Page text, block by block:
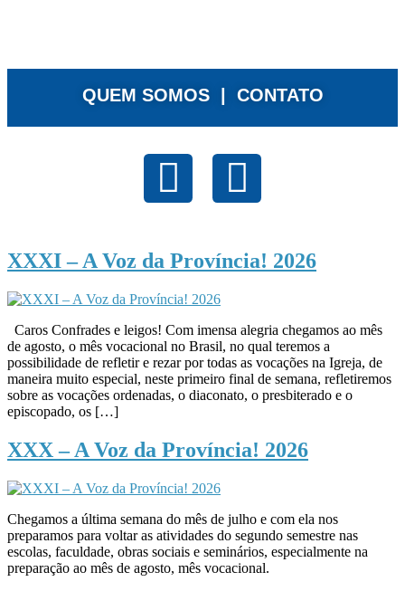
QUEM SOMOS | CONTATO
XXXI – A Voz da Província! 2026
Caros Confrades e leigos! Com imensa alegria chegamos ao mês
de agosto, o mês vocacional no Brasil, no qual teremos a
possibilidade de refletir e rezar por todas as vocações na Igreja, de
maneira muito especial, neste primeiro final de semana, refletiremos
sobre as vocações ordenadas, o diaconato, o presbiterado e o
episcopado, os […]
XXX – A Voz da Província! 2026
Chegamos a última semana do mês de julho e com ela nos
preparamos para voltar as atividades do segundo semestre nas
escolas, faculdade, obras sociais e seminários, especialmente na
preparação ao mês de agosto, mês vocacional.